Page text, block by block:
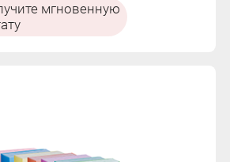
дизайном.
мгновенную